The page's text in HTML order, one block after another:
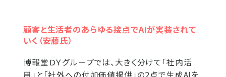
顧客と生活者のあらゆる接点でAIが実装されて
いく（安藤氏）
博報堂ＤＹグループでは、大きく分けて「社内活